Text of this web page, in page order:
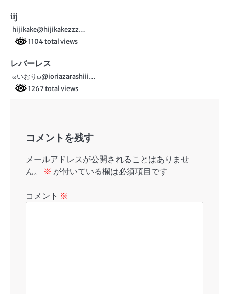
シ
ョ
ン
iij
hijikake@hijikakezzz…
1104 total views
レバーレス
ωいおりω@ioriazarashiii…
1267 total views
コメントを残す
メールアドレスが公開されることはありませ
ん。
※ が付いている欄は必須項目です
コメント ※